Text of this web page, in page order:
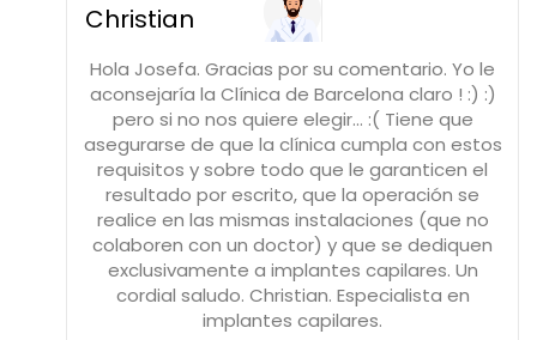
Christian
Hola Josefa. Gracias por su comentario. Yo le
aconsejaría la Clínica de Barcelona claro ! :) :)
pero si no nos quiere elegir... :( Tiene que
asegurarse de que la clínica cumpla con estos
requisitos y sobre todo que le garanticen el
resultado por escrito, que la operación se
realice en las mismas instalaciones (que no
colaboren con un doctor) y que se dediquen
exclusivamente a implantes capilares. Un
cordial saludo. Christian. Especialista en
implantes capilares.